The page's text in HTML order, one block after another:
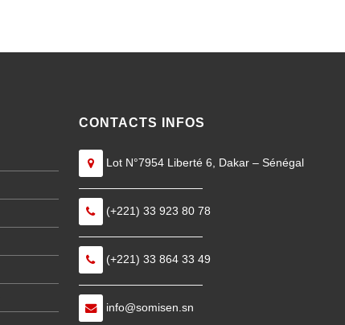
CONTACTS INFOS
Lot N°7954 Liberté 6, Dakar – Sénégal
———————————
(+221) 33 923 80 78
———————————
(+221) 33 864 33 49
———————————
info@somisen.sn